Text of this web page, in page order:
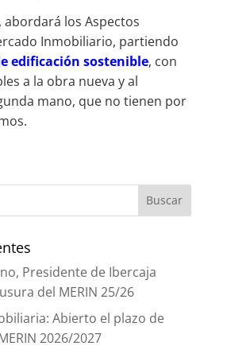
abordará los Aspectos
Inmobiliario, partiendo
edificación sostenible, con
a la obra nueva y al
mano, que no tienen por
Presidente de Ibercaja
del MERIN 25/26
Abierto el plazo de
2026/2027